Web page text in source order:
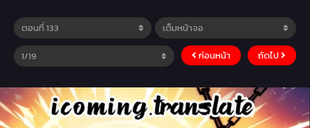
ก่อนหน้า ถัดไป